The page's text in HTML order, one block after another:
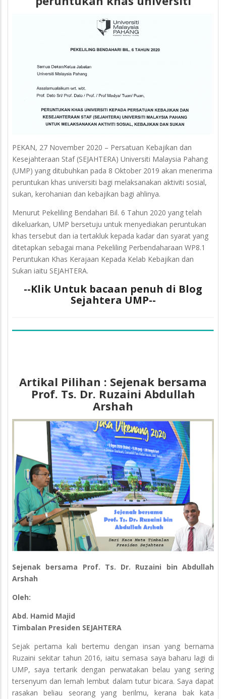
PEKAN, 27 November 2020 – Persatuan Kebajikan dan
Kesejahteraan Staf (SEJAHTERA) Universiti Malaysia Pahang
(UMP) yang ditubuhkan pada 8 Oktober 2019 akan menerima
peruntukan khas universiti bagi melaksanakan aktiviti sosial,
sukan, kerohanian dan kebajikan bagi ahlinya.
Menurut Pekeliling Bendahari Bil. 6 Tahun 2020 yang telah
dikeluarkan, UMP bersetuju untuk menyediakan peruntukan
khas tersebut dan ia tertakluk kepada kadar dan syarat yang
ditetapkan sebagai mana Pekeliling Perbendaharaan WP8.1
Peruntukan Khas Kerajaan Kepada Kelab Kebajikan dan
Sukan iaitu SEJAHTERA.
--Klik Untuk bacaan penuh di Blog
Sejahtera UMP--
Artikal Pilihan : Sejenak bersama
Prof. Ts. Dr. Ruzaini Abdullah
Arshah
Sejenak bersama Prof. Ts. Dr. Ruzaini bin Abdullah
Arshah
Oleh:
Abd. Hamid Majid
Timbalan Presiden SEJAHTERA
Sejak pertama kali bertemu dengan insan yang bernama
Ruzaini sekitar tahun 2016, iaitu semasa saya baharu lagi di
UMP, saya tertarik dengan perwatakan belau yang sering
tersenyum dan lemah lembut dalam tutur bicara. Saya dapat
rasakan beliau seorang yang berilmu, kerana bak kata